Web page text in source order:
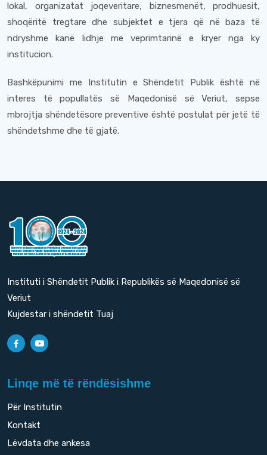
lokal, organizatat joqeveritare, biznesmenët, prodhuesit,
shoqëritë tregtare dhe subjektet e tjera që në baza të
ndryshme kanë lidhje me veprimtarinë e kryer nga ky
institucion.
Bashkëpunimi me Institutin e Shëndetit Publik është në
interes të popullatës së Maqedonisë së Veriut, sepse
mbrojtja shëndetësore preventive është postulat për jetë të
shëndetshme dhe të gjatë.
Instituti i Shëndetit Publik i Republikës së Maqedonisë së
Veriut
Kujdestar i shëndetit Tuaj
Linqe më të rëndësishme
Për Institutin
Kontakt
Lëvdata dhe ankesa